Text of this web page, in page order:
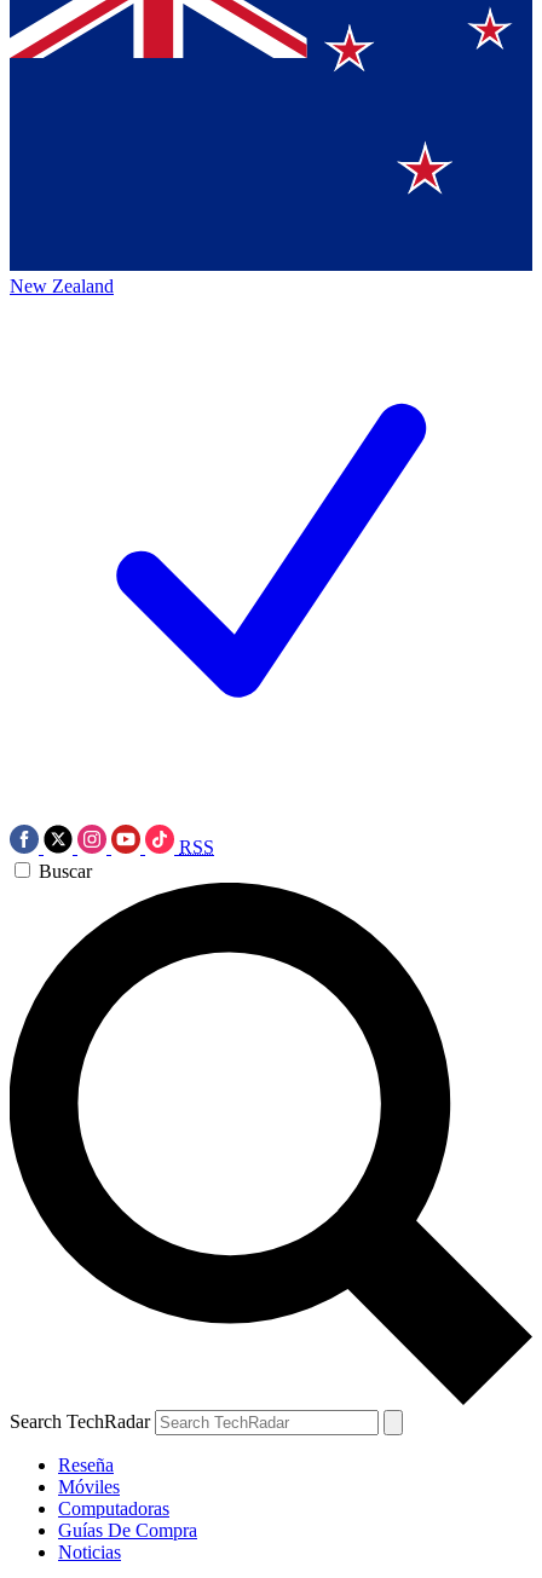
New Zealand
RSS
Buscar
Search TechRadar
Reseña
Móviles
Computadoras
Guías De Compra
Noticias